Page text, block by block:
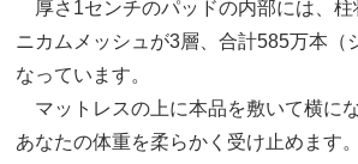
厚さ1センチのパッドの内部には、柱
ニカムメッシュが3層、合計585万本（
なっています。
マットレスの上に本品を敷いて横に
あなたの体重を柔らかく受け止めます